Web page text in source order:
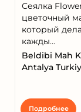
Сеялка
цветочный
который
кажды...
Beldibi Mah
Antalya
Подробнее